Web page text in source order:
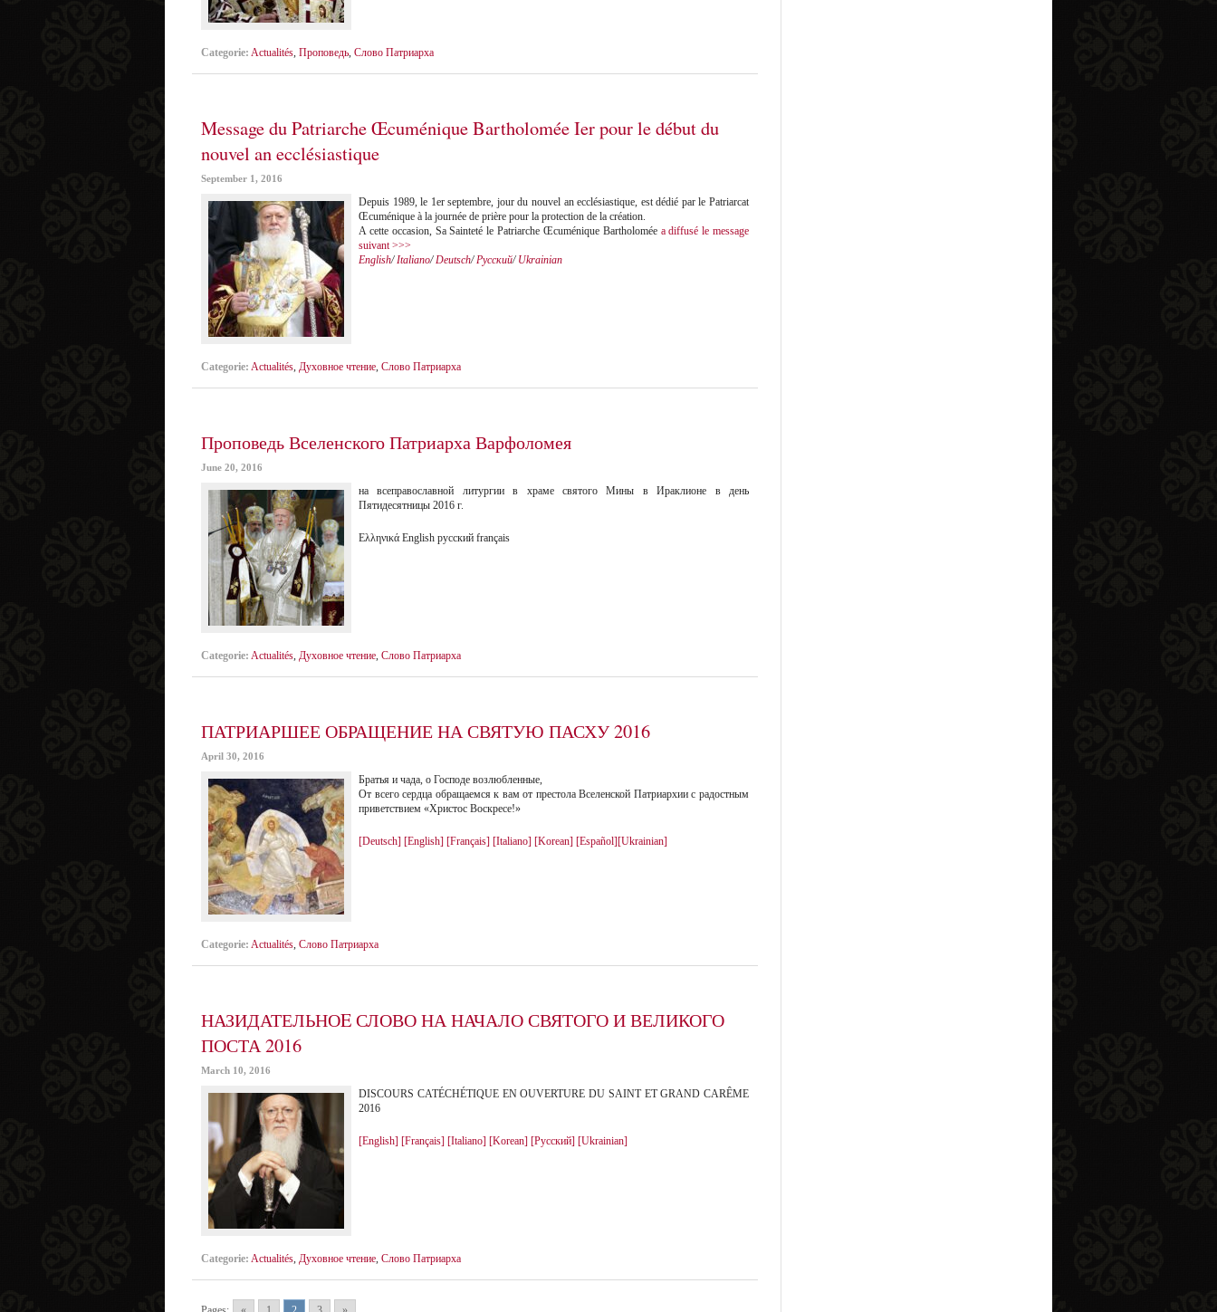
Categorie: Actualités, Проповедь, Слово Патриарха
Message du Patriarche Œcuménique Bartholomée Ier pour le début du
nouvel an ecclésiastique
September 1, 2016
Depuis 1989, le 1er septembre, jour du nouvel an ecclésiastique, est dédié par le Patriarcat
Œcuménique à la journée de prière pour la protection de la création.
A cette occasion, Sa Sainteté le Patriarche Œcuménique Bartholomée a diffusé le message
suivant >>>
English/Italiano/Deutsch/Русский/ Ukrainian
Categorie: Actualités, Духовное чтение, Слово Патриарха
Проповедь Вселенского Патриарха Варфоломея
June 20, 2016
на всеправославной литургии в храме святого Мины в Ираклионе в день
Пятидесятницы 2016 г.
Ελληνικά English русский français
Categorie: Actualités, Духовное чтение, Слово Патриарха
ПАТРИАРШЕЕ ОБРАЩЕНИЕ НА СВЯТУЮ ПАСХУ 2016
April 30, 2016
Братья и чада, о Господе возлюбленные,
От всего сердца обращаемся к вам от престола Вселенской Патриархии с радостным
приветствием «Христос Воскресе!»
[Deutsch] [English] [Français] [Italiano] [Korean] [Español][Ukrainian]
Categorie: Actualités, Слово Патриарха
НАЗИДАТЕЛЬНОE СЛОВО НА НАЧАЛО СВЯТОГО И ВЕЛИКОГО
ПОСТА 2016
March 10, 2016
DISCOURS CATÉCHÉTIQUE EN OUVERTURE DU SAINT ET GRAND CARÊME
2016
[English] [Français] [Italiano] [Korean] [Русский] [Ukrainian]
Categorie: Actualités, Духовное чтение, Слово Патриарха